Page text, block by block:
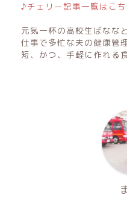
♪チェリー記事一覧はこ
元気一杯の高校生ばなな
仕事で多忙な夫の健康管
短、かつ、手軽に作れる